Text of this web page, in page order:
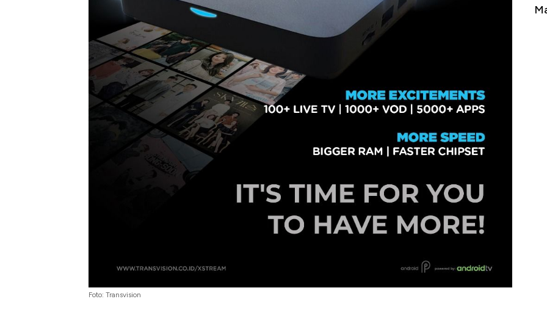
Foto: Transvision
Tembaga Terbang ke Zona Berbahaya
Mana yang Cuannya Paling Menyala?